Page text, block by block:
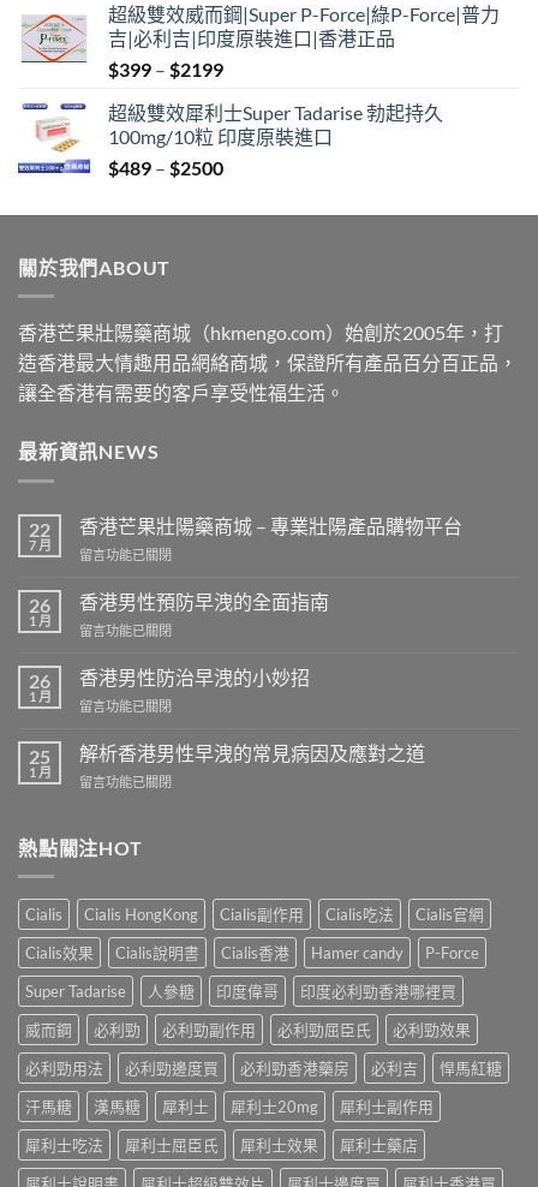
$399
through
$2199
超級雙效威而鋼|Super P-Force|綠P-Force|普力
吉|必利吉|印度原裝進口|香港正品
$399 – $2199Price
$399
through
$2199
超級雙效犀利士Super Tadarise 勃起持久
100mg/10粒 印度原裝進口
$489 – $2500Price
$489
關於我們ABOUT
香港芒果壯陽藥商城（hkmengo.com）始創於2005年，打
造香港最大情趣用品網絡商城，保證所有產品百分百正品，
讓全香港有需要的客戶享受性福生活。
最新資訊NEWS
22
7 月
香港芒果壯陽藥商城 – 專業壯陽產品購物平台
在
港
芒
果
陽
藥
商
–
專
陽
產
購
物
平
台〉
中
留言功能已關閉
26
1 月
香港男性預防早洩的全面指南
在
港
男
性
防
早
洩
面
中
留言功能已關閉
26
1 月
香港男性防治早洩的小妙招
在
港
男
性
早
小
妙
招〉
中
留言功能已關閉
25
1 月
解析香港男性早洩的常見病因及應對之道
在
香
港
性
早
洩
的
常
見
因
及
應
之
道〉
中
留言功能已關閉
熱點關注HOT
Cialis Cialis HongKong Cialis副作用 Cialis吃法
Cialis官網
Cialis效果
Cialis說明書 Cialis香港 Hamer candy
P-Force
Super Tadarise
人參糖 印度偉哥
印度必利勁香港哪裡買
威而鋼
必利勁 必利勁副作用 必利勁屈臣氏
必利勁效果
必利勁用法
必利勁邊度買 必利勁香港藥房 必利吉
悍馬紅糖
汗馬糖
漢馬糖 犀利士 犀利士20mg
犀利士副作用
犀利士吃法
犀利士屈臣氏 犀利士效果
犀利士藥店